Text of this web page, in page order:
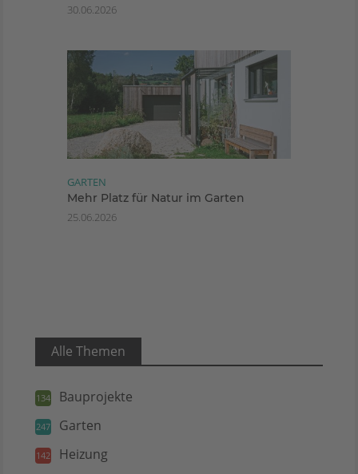
30.06.2026
GARTEN
Mehr Platz für Natur im Garten
25.06.2026
Alle Themen
134 Bauprojekte
247 Garten
142 Heizung